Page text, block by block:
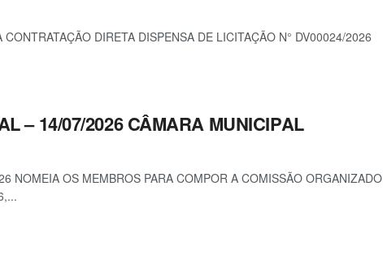
CONTRATAÇÃO DIRETA DISPENSA DE LICITAÇÃO N° DV00024/2026
– 14/07/2026 CÂMARA MUNICIPAL
NOMEIA OS MEMBROS PARA COMPOR A COMISSÃO